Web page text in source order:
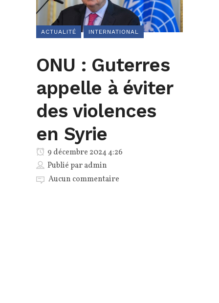
ACTUALITÉ INTERNATIONAL
ONU : Guterres
appelle à éviter
des violences
en Syrie
9 décembre 2024 4:26
Publié paradmin
Aucun commentaire